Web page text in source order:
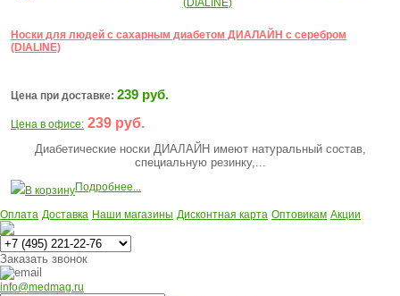
Носки для людей с сахарным диабетом ДИАЛАЙН с серебром
(DIALINE)
Цена при доставке: 239 руб.
Цена в офисе: 239 руб.
Диабетические носки ДИАЛАЙН имеют натуральный состав,
специальную резинку,...
В корзинуПодробнее...
Оплата Доставка Наши магазины Дисконтная карта Оптовикам Акции
Заказать звонок
info@medmag.ru